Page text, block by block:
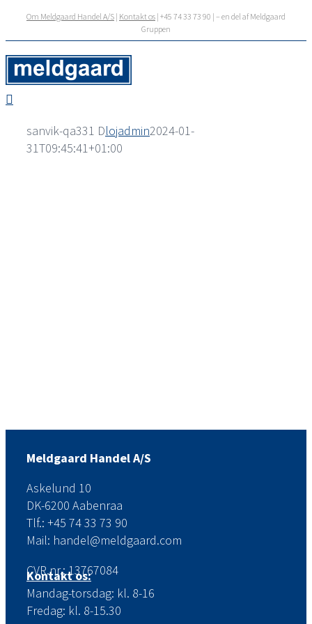
Om Meldgaard Handel A/S | Kontakt os | +45 74 33 73 90 | – en del af Meldgaard
Gruppen
sanvik-qa331 Dlojadmin2024-01-
31T09:45:41+01:00
Meldgaard Handel A/S
Askelund 10
DK-6200 Aabenraa
Tlf.: +45 74 33 73 90
Mail: handel@meldgaard.com
CVR.nr.: 13767084
Kontakt os:
Mandag-torsdag: kl. 8-16
Fredag: kl. 8-15.30